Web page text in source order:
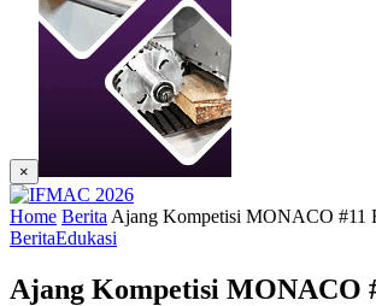
×
Home Berita Ajang Kompetisi MONACO #11
BeritaEdukasi
Ajang Kompetisi MONACO